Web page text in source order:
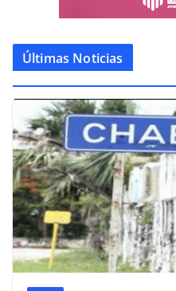
Últimas Noticias